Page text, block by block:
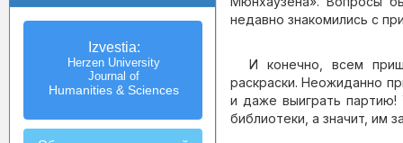
Izvestia:
Herzen University
Journal of
Humanities & Sciences
недавно знакомились с
И конечно, всем
раскраски. Неожиданно
и даже выиграть партию!
библиотеки, а значит, им